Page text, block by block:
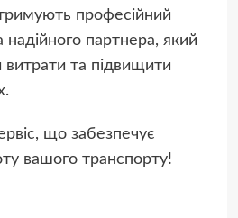
професійний
надійного партнера, який
витрати та підвищити
що забезпечує
вашого транспорту!